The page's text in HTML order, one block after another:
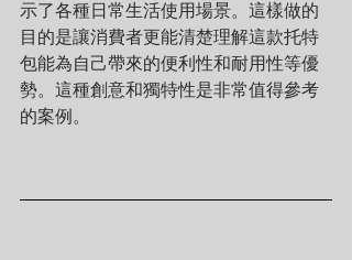
示了各種日常生活使用場景。這樣做的
目的是讓消費者更能清楚理解這款托特
包能為自己帶來的便利性和耐用性等優
勢。這種創意和獨特性是非常值得參考
的案例。